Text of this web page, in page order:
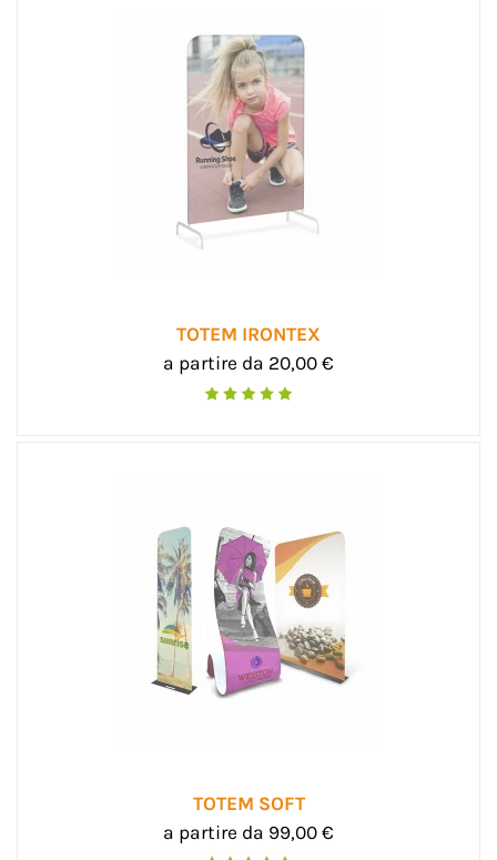
TOTEM IRONTEX
a partire da 20,00 €
TOTEM SOFT
a partire da 99,00 €